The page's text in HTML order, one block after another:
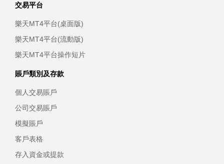
交易平台
樂天MT4平台(桌面版)
樂天MT4平台(流動版)
樂天MT4平台操作短片
賬戶類別及存款
個人交易賬戶
公司交易賬戶
模擬賬戶
客戶表格
存入資金或提款